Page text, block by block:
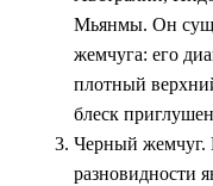
Мьянмы. Он
жемчуга: его
плотный
блеск
Черный жемчуг.
разновидности